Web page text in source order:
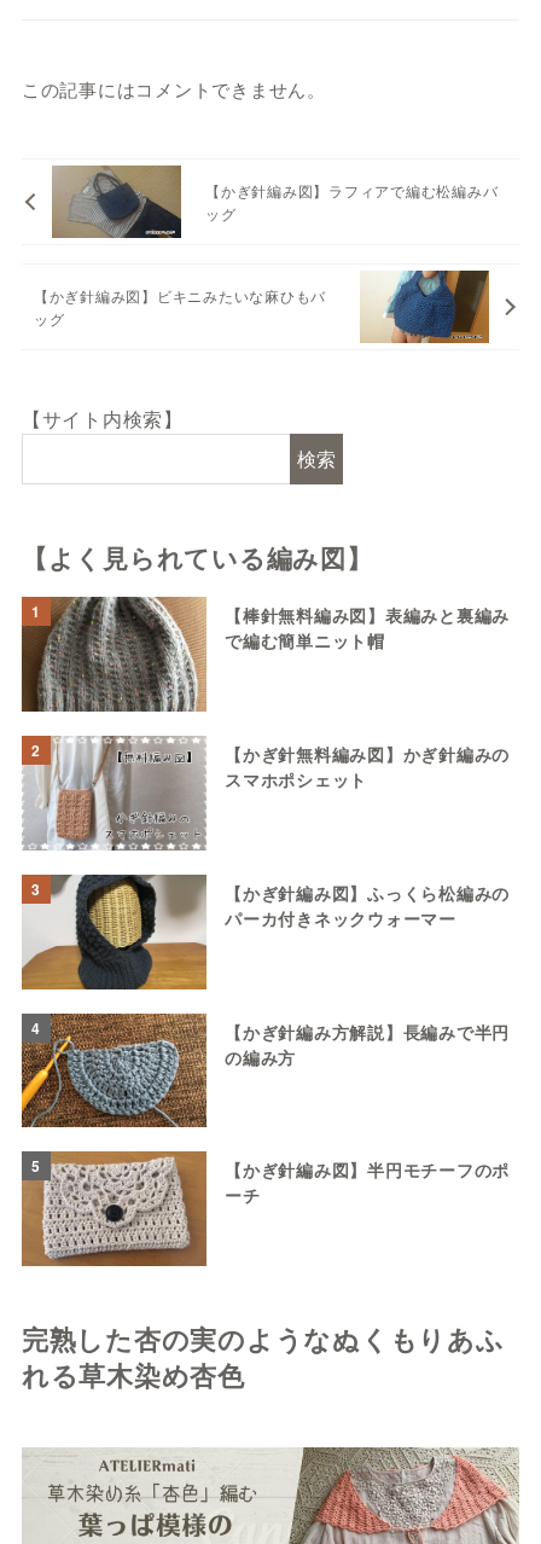
この記事にはコメントできません。
【かぎ針編み図】ラフィアで編む松編みバ
ッグ
【かぎ針編み図】ビキニみたいな麻ひもバ
ッグ
【サイト内検索】
検索
【よく見られている編み図】
1
【棒針無料編み図】表編みと裏編み
で編む簡単ニット帽
2
【かぎ針無料編み図】かぎ針編みの
スマホポシェット
3
【かぎ針編み図】ふっくら松編みの
パーカ付きネックウォーマー
4
【かぎ針編み方解説】長編みで半円
の編み方
5
【かぎ針編み図】半円モチーフのポ
ーチ
完熟した杏の実のようなぬくもりあふ
れる草木染め杏色